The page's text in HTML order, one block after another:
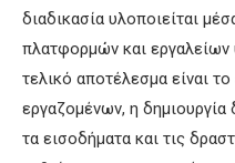
διαδικασία υλοποιείται
πλατφορμών και
τελικό αποτέλεσμα είναι
εργαζομένων, η
τα εισοδήματα και τις